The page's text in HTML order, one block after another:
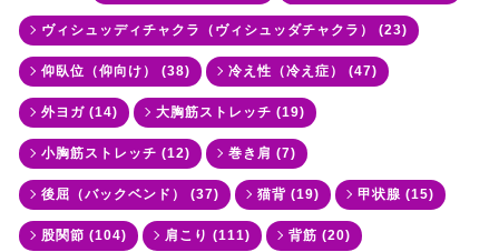
ヴィシュッディチャクラ（ヴィシュッダチャクラ） (23)
仰臥位（仰向け） (38) 冷え性（冷え症） (47)
外ヨガ (14) 大胸筋ストレッチ (19)
小胸筋ストレッチ (12) 巻き肩 (7)
後屈（バックベンド） (37) 猫背 (19) 甲状腺 (15)
股関節 (104) 肩こり (111) 背筋 (20)